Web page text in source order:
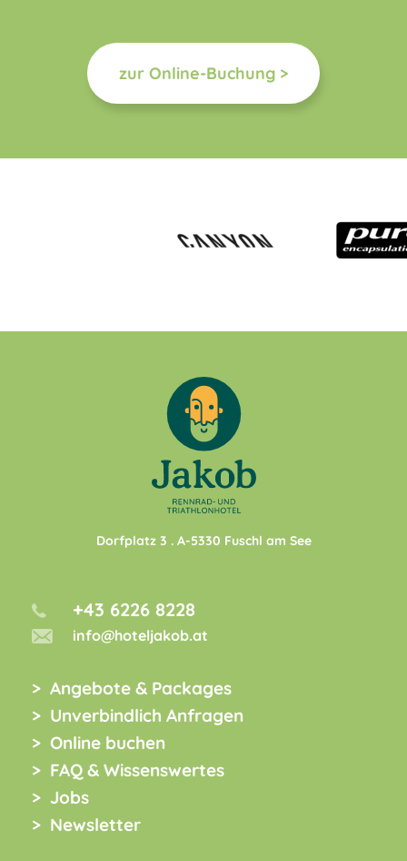
zur Online-Buchung >
Dorfplatz 3 . A-5330 Fuschl am See
+43 6226 8228
info@hoteljakob.at
Angebote & Packages
Unverbindlich Anfragen
Online buchen
FAQ & Wissenswertes
Jobs
Newsletter